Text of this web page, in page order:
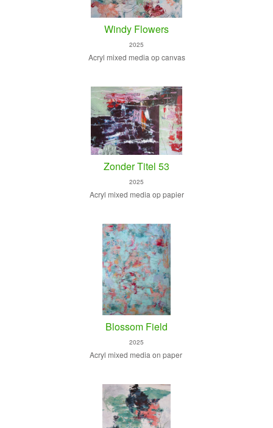
Windy Flowers
2025
Acryl mixed media op canvas
Zonder Titel 53
2025
Acryl mixed media op papier
Blossom Field
2025
Acryl mixed media on paper